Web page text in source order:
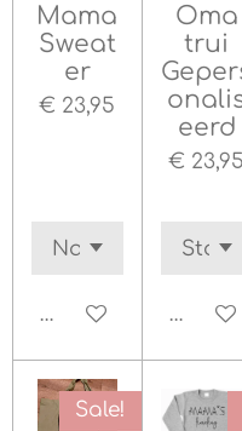
Mama
Sweat
er
€ 23,95
Bekijk details
Oma
trui
eerd
€ 23,95
Bekijk
Sale!